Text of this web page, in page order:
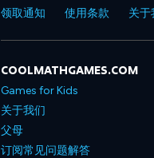
领取通知
使用条款 关于
COOLMATHGAMES.COM
Games for Kids
关于我们
父母
订阅常见问题解答